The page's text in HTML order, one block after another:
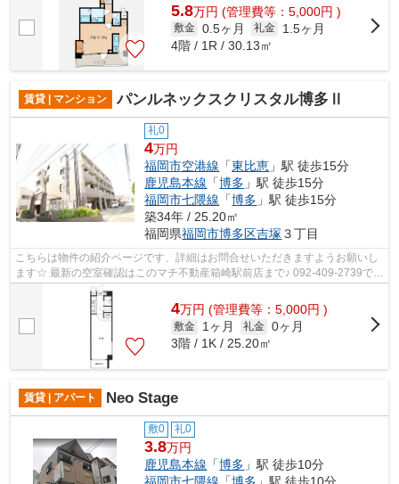
5.8万円 (管理費等：5,000円 )
敷金 0.5ヶ月 礼金
1.5ヶ月
4階 / 1R / 30.13㎡
賃貸 | マンション パンルネックスクリスタル博多Ⅱ
礼0
4万円
福岡市空港線 「東比恵 」駅 徒歩15分
鹿児島本線 「博多 」駅 徒歩15分
福岡市七隈線 「博多 」駅 徒歩15分
築34年 / 25.20㎡
福岡県福岡市博多区吉塚 ３丁目
こちらは物件の紹介ページです、詳細はお問合せいただきますようお願いし
ます☆ 最新の空室確認はこのマチ不動産箱崎駅前店まで♪ 092-409-2739で
す！迅速に対応致します！！！！！♪
4万円 (管理費等：5,000円 )
敷金 1ヶ月 礼金 0ヶ月
3階 / 1K / 25.20㎡
賃貸 | アパート Neo Stage
敷0 礼0
3.8万円
鹿児島本線 「博多 」駅 徒歩10分
福岡市七隈線 「博多 」駅 徒歩10分